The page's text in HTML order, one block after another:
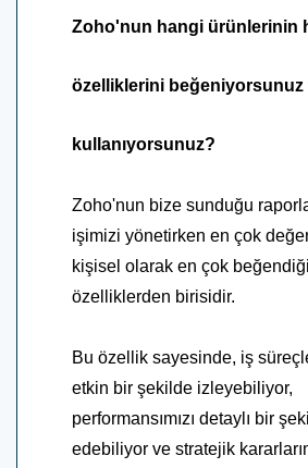
Zoho'nun hangi ürünlerinin
özelliklerini beğeniyorsunuz
kullanıyorsunuz?
Zoho'nun bize sunduğu
işimizi yönetirken en çok
kişisel olarak en çok
özelliklerden birisidir.
Bu özellik sayesinde, iş
etkin bir şekilde izleyebiliyor,
performansımızı detaylı bir
edebiliyor ve stratejik